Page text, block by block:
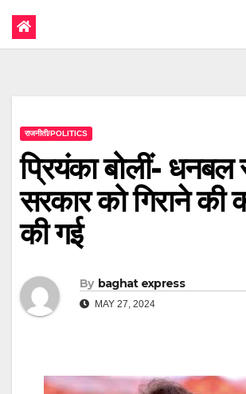
राजनीती/POLITICS
प्रियंका बोलीं- धनबल
सरकार को गिराने की
की गई
By baghat express
MAY 27, 2024